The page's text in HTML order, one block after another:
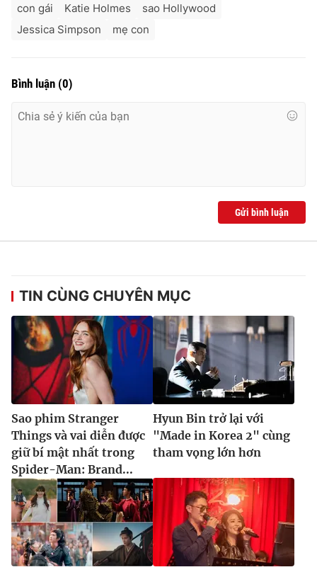
con gái
Katie Holmes
sao Hollywood
Jessica Simpson
mẹ con
Bình luận (0)
Gửi bình luận
TIN CÙNG CHUYÊN MỤC
Sao phim Stranger
Things và vai diễn được
giữ bí mật nhất trong
Spider-Man: Brand...
Hyun Bin trở lại với
"Made in Korea 2" cùng
tham vọng lớn hơn